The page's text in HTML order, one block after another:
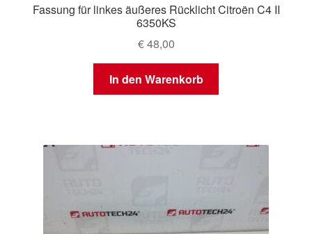
Fassung für linkes äußeres Rücklicht Citroën C4 II
6350KS
€48,00
In den Warenkorb